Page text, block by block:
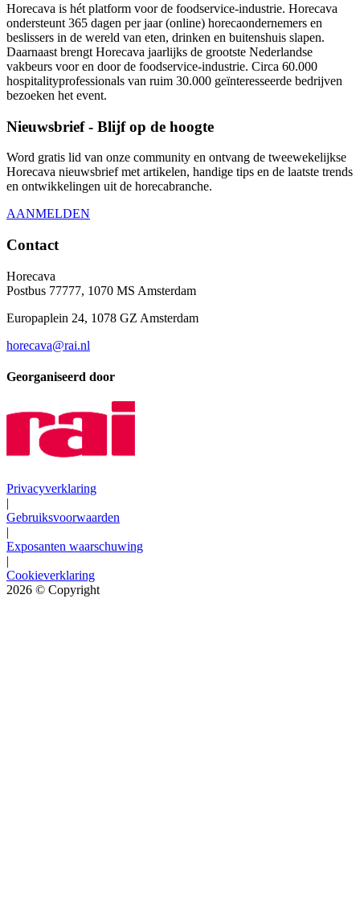
Horecava is hét platform voor de foodservice-industrie. Horecava
ondersteunt 365 dagen per jaar (online) horecaondernemers en
beslissers in de wereld van eten, drinken en buitenshuis slapen.
Daarnaast brengt Horecava jaarlijks de grootste Nederlandse
vakbeurs voor en door de foodservice-industrie. Circa 60.000
hospitalityprofessionals van ruim 30.000 geïnteresseerde bedrijven
bezoeken het event.
Nieuwsbrief - Blijf op de hoogte
Word gratis lid van onze community en ontvang de tweewekelijkse
Horecava nieuwsbrief met artikelen, handige tips en de laatste trends
en ontwikkelingen uit de horecabranche.
AANMELDEN
Contact
Horecava
Postbus 77777, 1070 MS Amsterdam
Europaplein 24, 1078 GZ Amsterdam
horecava@rai.nl
Georganiseerd door
Privacyverklaring
|
Gebruiksvoorwaarden
|
Exposanten waarschuwing
|
Cookieverklaring
2026 © Copyright